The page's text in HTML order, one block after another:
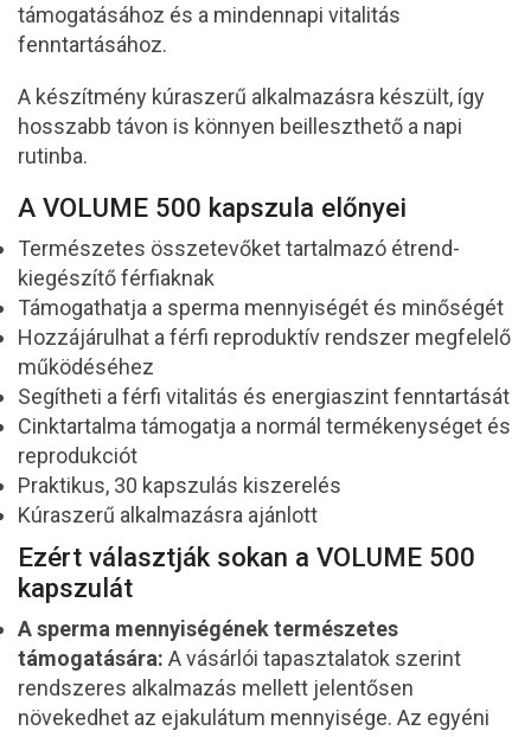
támogatásához és a mindennapi vitalitás
fenntartásához.
A készítmény kúraszerű alkalmazásra készült, így
hosszabb távon is könnyen beilleszthető a napi
rutinba.
A VOLUME 500 kapszula előnyei
Természetes összetevőket tartalmazó étrend-
kiegészítő férfiaknak
Támogathatja a sperma mennyiségét és minőségét
Hozzájárulhat a férfi reproduktív rendszer megfelelő
működéséhez
Segítheti a férfi vitalitás és energiaszint fenntartását
Cinktartalma támogatja a normál termékenységet és
reprodukciót
Praktikus, 30 kapszulás kiszerelés
Kúraszerű alkalmazásra ajánlott
Ezért választják sokan a VOLUME 500
kapszulát
A sperma mennyiségének természetes
támogatására: A vásárlói tapasztalatok szerint
rendszeres alkalmazás mellett jelentősen
növekedhet az ejakulátum mennyisége. Az egyéni